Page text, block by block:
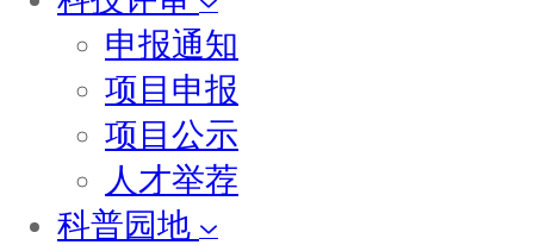
申报通知
项目申报
项目公示
人才举荐
科普园地